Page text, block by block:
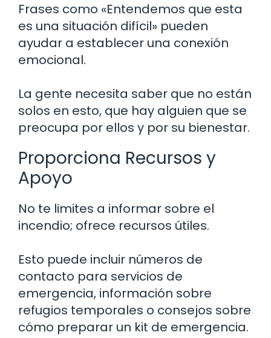
Frases como «Entendemos que esta
es una situación difícil» pueden
ayudar a establecer una conexión
emocional.
La gente necesita saber que no están
solos en esto, que hay alguien que se
preocupa por ellos y por su bienestar.
Proporciona Recursos y
Apoyo
No te limites a informar sobre el
incendio; ofrece recursos útiles.
Esto puede incluir números de
contacto para servicios de
emergencia, información sobre
refugios temporales o consejos sobre
cómo preparar un kit de emergencia.